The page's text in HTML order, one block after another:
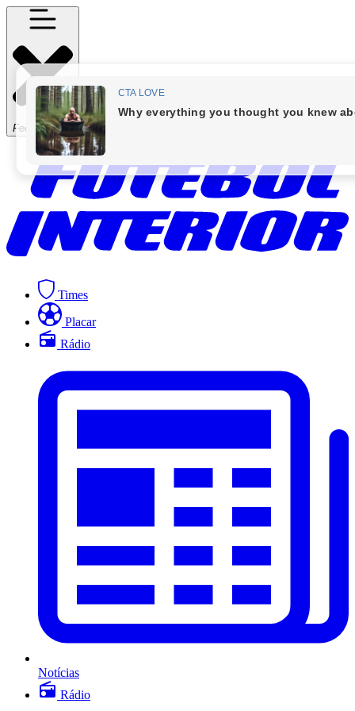
Fechar Menu
Times
Placar
Rádio
Notícias
Rádio